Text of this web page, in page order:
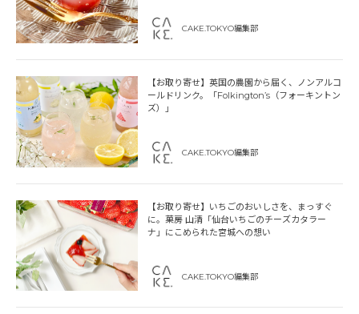
CAKE.TOKYO編集部
【お取り寄せ】英国の農園から届く、ノンアルコ
ールドリンク。「Folkington’s（フォーキントン
ズ）」
CAKE.TOKYO編集部
【お取り寄せ】いちごのおいしさを、まっすぐ
に。菓房 山清「仙台いちごのチーズカタラー
ナ」にこめられた宮城への想い
CAKE.TOKYO編集部